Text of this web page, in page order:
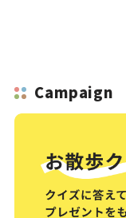
Campaign